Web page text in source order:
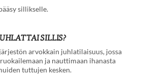
sillikselle.
TAI SILLIS?
arvokkain juhlatilaisuus, jossa
ja nauttimaan ihanasta
tuttujen kesken.